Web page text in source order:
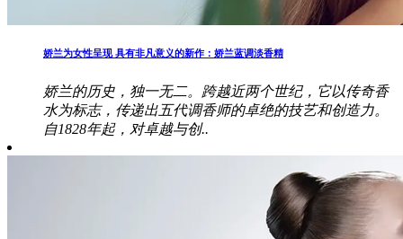
娇兰为女性呈现 具有非凡意义的新作：娇兰蓝调淡香精
娇兰的历史，独一无二。跨越近两个世纪，它以传奇香
水为标志，传递出五代调香师的卓绝的技艺和创造力。
自1828年起，对卓越与创..